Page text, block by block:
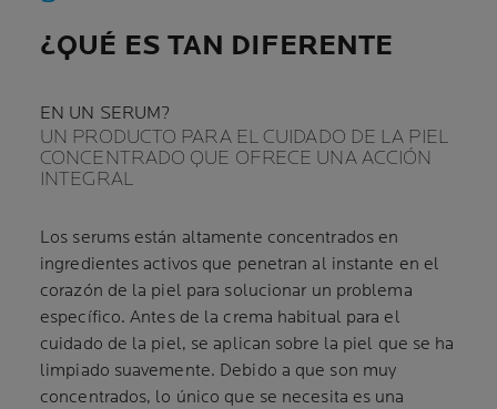
¿QUÉ ES TAN DIFERENTE
EN UN SERUM?
UN PRODUCTO PARA EL CUIDADO DE LA PIEL
CONCENTRADO QUE OFRECE UNA ACCIÓN
INTEGRAL
Los serums están altamente concentrados en
ingredientes activos que penetran al instante en el
corazón de la piel para solucionar un problema
específico. Antes de la crema habitual para el
cuidado de la piel, se aplican sobre la piel que se ha
limpiado suavemente. Debido a que son muy
concentrados, lo único que se necesita es una